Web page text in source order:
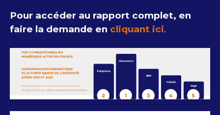
Pour accéder au rapport complet, en
faire la demande en cliquant ici.